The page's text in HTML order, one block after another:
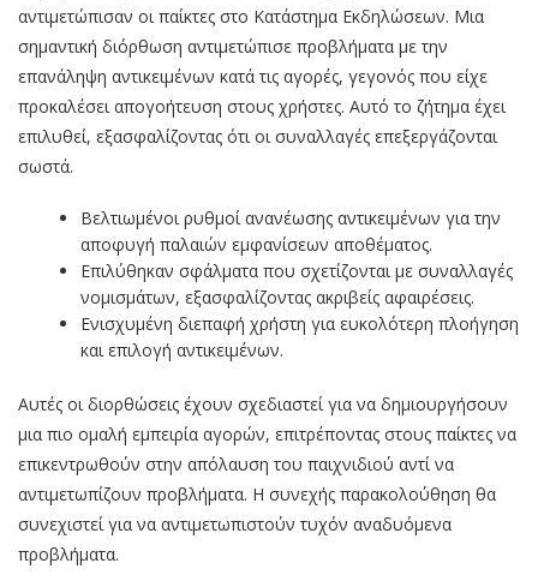
αντιμετώπισαν οι παίκτες στο Κατάστημα Εκδηλώσεων. Μια
σημαντική διόρθωση αντιμετώπισε προβλήματα με την
επανάληψη αντικειμένων κατά τις αγορές, γεγονός που είχε
προκαλέσει απογοήτευση στους χρήστες. Αυτό το ζήτημα έχει
επιλυθεί, εξασφαλίζοντας ότι οι συναλλαγές επεξεργάζονται
σωστά.
Βελτιωμένοι ρυθμοί ανανέωσης αντικειμένων για την
αποφυγή παλαιών εμφανίσεων αποθέματος.
Επιλύθηκαν σφάλματα που σχετίζονται με συναλλαγές
νομισμάτων, εξασφαλίζοντας ακριβείς αφαιρέσεις.
Ενισχυμένη διεπαφή χρήστη για ευκολότερη πλοήγηση
και επιλογή αντικειμένων.
Αυτές οι διορθώσεις έχουν σχεδιαστεί για να δημιουργήσουν
μια πιο ομαλή εμπειρία αγορών, επιτρέποντας στους παίκτες να
επικεντρωθούν στην απόλαυση του παιχνιδιού αντί να
αντιμετωπίζουν προβλήματα. Η συνεχής παρακολούθηση θα
συνεχιστεί για να αντιμετωπιστούν τυχόν αναδυόμενα
προβλήματα.